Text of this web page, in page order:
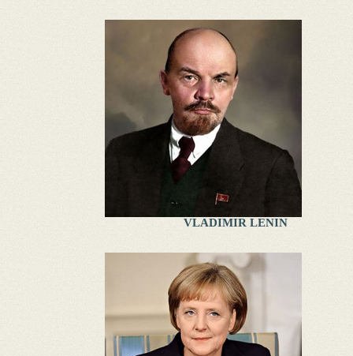
VLADIMIR LENIN